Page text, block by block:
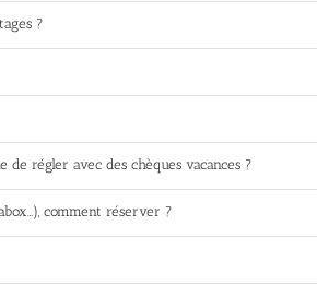
?
régler avec des chèques vacances ?
comment réserver ?